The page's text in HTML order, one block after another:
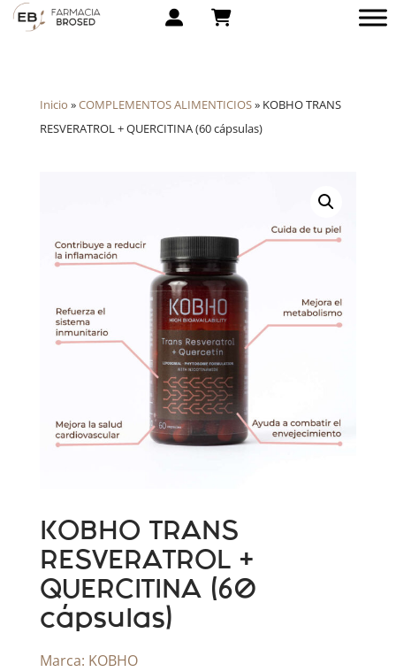
Inicio »COMPLEMENTOS ALIMENTICIOS» KOBHO TRANS
RESVERATROL + QUERCITINA (60 cápsulas)
KOBHO TRANS
RESVERATROL +
QUERCITINA (60
cápsulas)
Marca: KOBHO